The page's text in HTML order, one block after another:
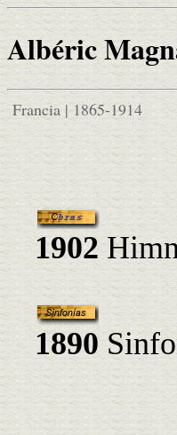
Albéric
Francia | 1865-1914
1902
1890